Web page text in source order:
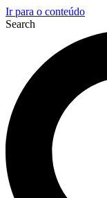
Ir para o conteúdo
Search